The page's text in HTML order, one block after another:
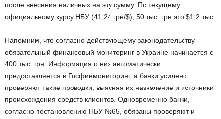
после внесения наличных на эту сумму. По текущему
официальному курсу НБУ (41,24 грн/$), 50 тыс. грн это $1,2 тыс.
Напомним, что согласно действующему законодательству
обязательный финансовый мониторинг в Украине начинается с
400 тыс. грн. Информация о них автоматически
предоставляется в Госфинмониторинг, а банки усилено
проверяют такие проводки, выясняя их назначение и источники
происхождения средств клиентов. Одновременно банки,
согласно постановлению НБУ №65, обязаны проверяют и